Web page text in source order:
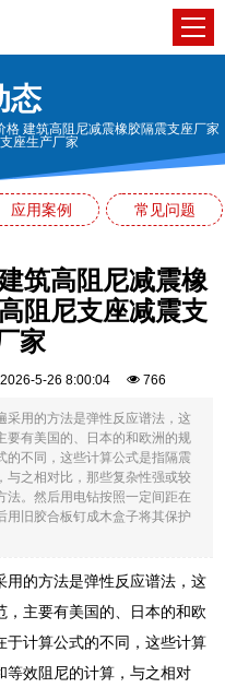
态
格 建筑高阻尼减震橡胶隔震支座厂家
座生产厂家
应用案例 常见问题
筑高阻尼减震橡
阻尼支座减震支
家
2026-5-26 8:00:04 766
采用的方法是弹性反应谱法，这
要有美国的、日本的和欧洲的规
的不同，这些计算公式是指隔震
与之相对比，那些复杂性强或较
法。然后用电钻按照一定间距在
用旧胶合板钉成木盒子将其保护
用的方法是弹性反应谱法，这
主要有美国的、日本的和欧
于计算公式的不同，这些计算
等效阻尼的计算，与之相对